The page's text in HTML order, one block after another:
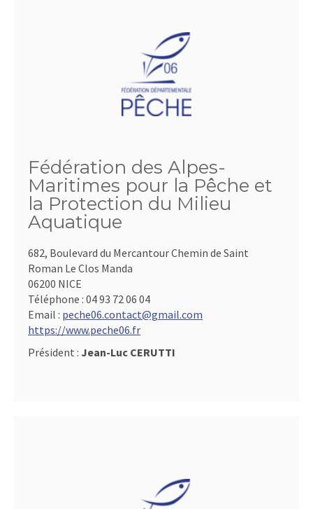
Fédération des Alpes-
Maritimes pour la Pêche et
la Protection du Milieu
Aquatique
682, Boulevard du Mercantour Chemin de Saint
Roman Le Clos Manda
06200 NICE
Téléphone : 04 93 72 06 04
Email : peche06.contact@gmail.com
https://www.peche06.fr
Président : Jean-Luc CERUTTI